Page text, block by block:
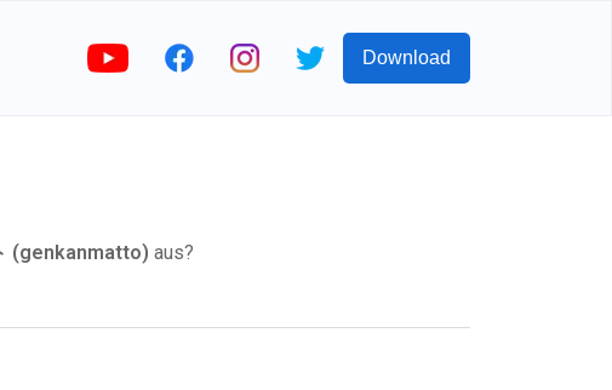
Download
(genkanmatto) aus?